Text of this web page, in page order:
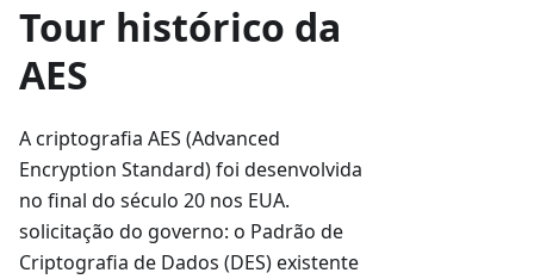
Tour histórico da
AES
A criptografia AES (Advanced
Encryption Standard) foi desenvolvida
no final do século 20 nos EUA.
solicitação do governo: o Padrão de
Criptografia de Dados (DES) existente